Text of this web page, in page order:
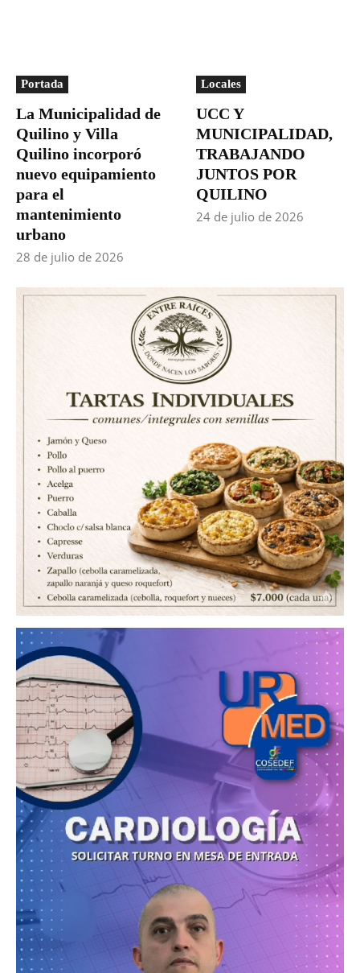
Portada
La Municipalidad de
Quilino y Villa
Quilino incorporó
nuevo equipamiento
para el
mantenimiento
urbano
28 de julio de 2026
Locales
UCC Y
MUNICIPALIDAD,
TRABAJANDO
JUNTOS POR
QUILINO
24 de julio de 2026